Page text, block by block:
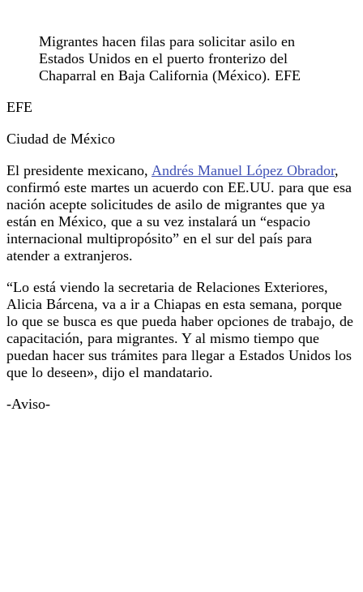
Migrantes hacen filas para solicitar asilo en
Estados Unidos en el puerto fronterizo del
Chaparral en Baja California (México). EFE
EFE
Ciudad de México
El presidente mexicano, Andrés Manuel López Obrador,
confirmó este martes un acuerdo con EE.UU. para que esa
nación acepte solicitudes de asilo de migrantes que ya
están en México, que a su vez instalará un “espacio
internacional multipropósito” en el sur del país para
atender a extranjeros.
“Lo está viendo la secretaria de Relaciones Exteriores,
Alicia Bárcena, va a ir a Chiapas en esta semana, porque
lo que se busca es que pueda haber opciones de trabajo, de
capacitación, para migrantes. Y al mismo tiempo que
puedan hacer sus trámites para llegar a Estados Unidos los
que lo deseen», dijo el mandatario.
-Aviso-